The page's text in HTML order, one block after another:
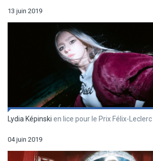
13 juin 2019
Lydia Képinski en lice pour le Prix Félix-
04 juin 2019